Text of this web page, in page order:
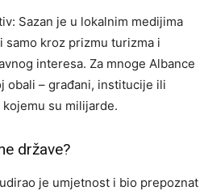
Sazan je u lokalnim medijima
samo kroz prizmu turizma i
interesa. Za mnoge Albance
obali – građani, institucije ili
su milijarde.
države?
je umjetnost i bio prepoznat